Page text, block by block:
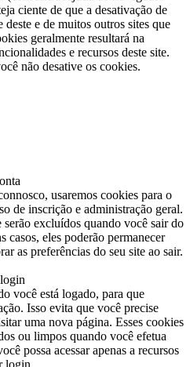
ciente de que a desativação de
e de muitos outros sites que
geralmente resultará na
e recursos deste site.
não desative os cookies.
usaremos cookies para o
de inscrição e administração geral.
serão excluídos quando você sair do
casos, eles poderão permanecer
as preferências do seu site ao sair.
você está logado, para que
Isso evita que você precise
uma nova página. Esses cookies
ou limpos quando você efetua
possa acessar apenas a recursos
login.